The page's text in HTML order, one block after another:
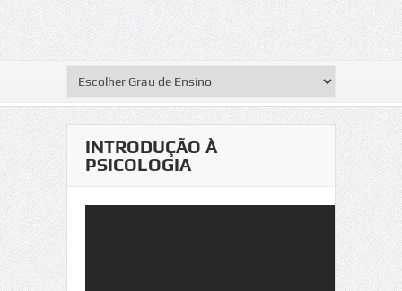
INTRODUÇÃO À
PSICOLOGIA